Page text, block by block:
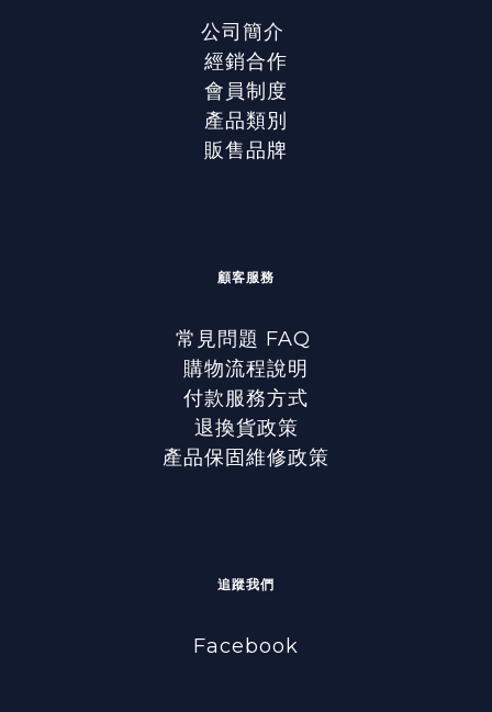
公司簡介
經銷合作
會員制度
產品類別
販售品牌
顧客服務
常見問題 FAQ
購物流程說明
付款服務方式
退換貨政策
產品保固維修政策
追蹤我們
Facebook